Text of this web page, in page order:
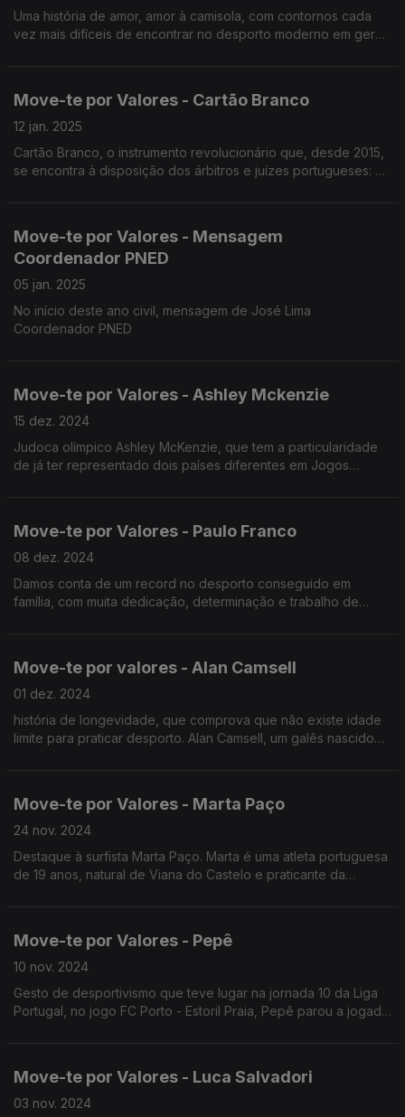
Uma história de amor, amor à camisola, com contornos cada
vez mais difíceis de encontrar no desporto moderno em geral,
Move-te por Valores - Cartão Branco
12 jan. 2025
Cartão Branco, o instrumento revolucionário que, desde 2015,
se encontra à disposição dos árbitros e juízes portugueses: o
Move-te por Valores - Mensagem
Coordenador PNED
05 jan. 2025
No início deste ano civil, mensagem de José Lima
Coordenador PNED
Move-te por Valores - Ashley Mckenzie
15 dez. 2024
Judoca olímpico Ashley McKenzie, que tem a particularidade
de já ter representado dois países diferentes em Jogos
Move-te por Valores - Paulo Franco
08 dez. 2024
Damos conta de um record no desporto conseguido em
família, com muita dedicação, determinação e trabalho de
Move-te por valores - Alan Camsell
01 dez. 2024
história de longevidade, que comprova que não existe idade
limite para praticar desporto. Alan Camsell, um galês nascido
Move-te por Valores - Marta Paço
24 nov. 2024
Destaque à surfista Marta Paço. Marta é uma atleta portuguesa
de 19 anos, natural de Viana do Castelo e praticante da
Move-te por Valores - Pepê
10 nov. 2024
Gesto de desportivismo que teve lugar na jornada 10 da Liga
Portugal, no jogo FC Porto - Estoril Praia, Pepê parou a jogada
Move-te por Valores - Luca Salvadori
03 nov. 2024